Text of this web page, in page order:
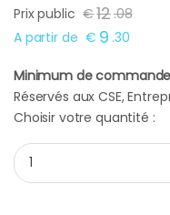
Prix public €12.08
A partir de € 9 .30
Minimum de commande
Réservés aux CSE,
Choisir votre quantité :
Cadeaux d'entreprise